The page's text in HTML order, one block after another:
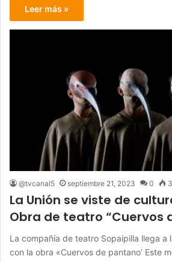
Leer más »
@tvcanal5 septiembre 21, 2023 0
La Unión se viste de
Obra de teatro “Cuervos
La compañía de teatro Sopaipilla llega a
con la obra «Cuervos de pantano’ Este